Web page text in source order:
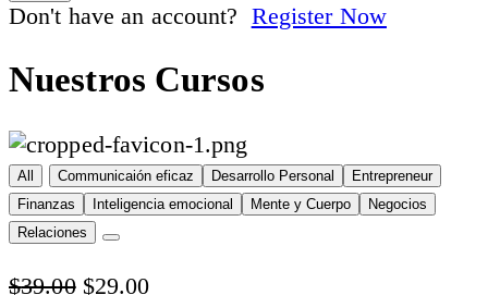
Don't have an account? Register Now
Nuestros Cursos
All Communicaión eficaz Desarrollo Personal
Entrepreneur
Finanzas
Inteligencia emocional Mente y Cuerpo
Negocios
Relaciones
$39.00 Original
$29.00Current